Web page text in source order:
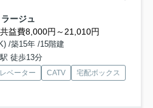
ージュ
益費8,000円～21,010円
/築15年 /15階建
徒歩13分
ベーター CATV
宅配ボックス